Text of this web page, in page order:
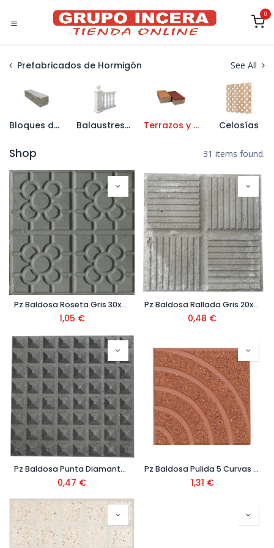
0
Prefabricados de Hormigón See All
Bloques de Hormigón Balaustres y Pasamanos Terrazos y Aceras Celosías
Shop 31 items found.
Pz Baldosa Roseta Gris 30x30 Ref.302
1,05 €
Pz Baldosa Rallada Gris 20x20 Ref.201
0,48 €
Pz Baldosa Punta Diamante Gris 20x20 Ref. 264
0,47 €
Pz Baldosa Pulida 5 Curvas Roja 30x30 Ref. 506
1,31 €